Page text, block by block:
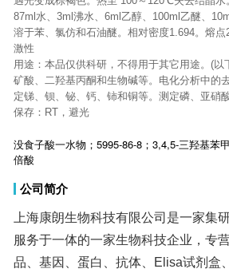
激性
用途：本品仅供科研，不得用于其它用途。(以
矿酸、二羟基丙酮和生物碱等。电化分析中
定锑、钡、铋、钙、铈和铜等。测定磷、亚硝
保存：RT，避光
没食子酸一水物；5995-86-8；3,4,5-三羟基苯
倍酸
公司简介
上海康朗生物科技有限公司是一家集
服务于一体的一家生物科技企业，专
品、基因、蛋白、抗体、Elisa试剂盒
生物学等高生物产品。总部位于上海
江西，吉林等全国30多个省市设有分
及的产品被中国科学院、清华、北大
复旦医学院，上海中医药大学，华东
大学，曙光医院，浦东新区人民医院